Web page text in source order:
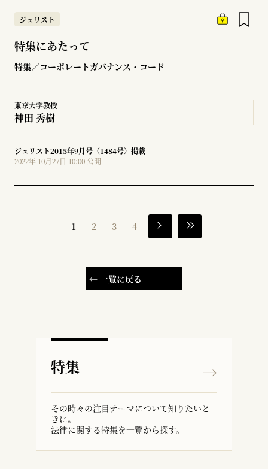
ジュリスト
特集にあたって
特集／コーポレートガバナンス・コード
東京大学教授
神田 秀樹
ジュリスト2015年9月号（1484号）掲載
2022年 10月27日 10:00 公開
1 2 3 4
← 一覧に戻る
特集
その時々の注目テーマについて知りたいと
きに。
法律に関する特集を一覧から探す。